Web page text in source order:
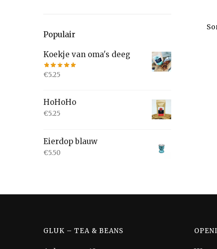
Populair
Koekje van oma's deeg
€5.25
HoHoHo
€5.25
Eierdop blauw
€5.50
GLUK – TEA & BEANS